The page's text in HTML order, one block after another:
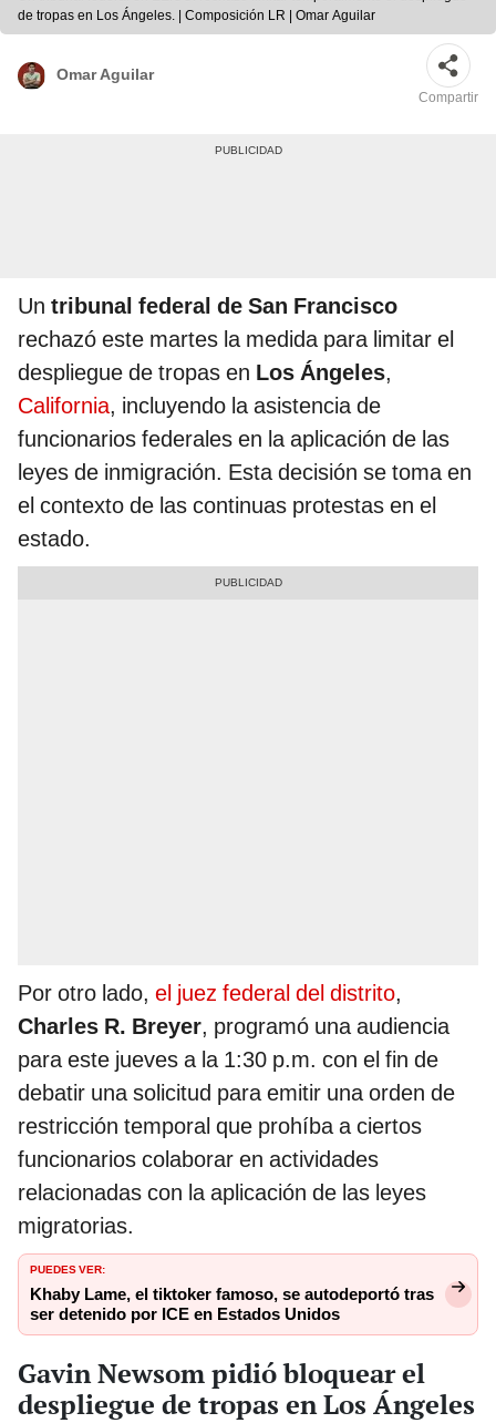
de tropas en Los Ángeles. | Composición LR | Omar Aguilar
Omar Aguilar
Compartir
Un tribunal federal de San Francisco
rechazó este martes la medida para limitar el
despliegue de tropas en Los Ángeles,
California, incluyendo la asistencia de
funcionarios federales en la aplicación de las
leyes de inmigración. Esta decisión se toma en
el contexto de las continuas protestas en el
estado.
Por otro lado, el juez federal del distrito,
Charles R. Breyer, programó una audiencia
para este jueves a la 1:30 p.m. con el fin de
debatir una solicitud para emitir una orden de
restricción temporal que prohíba a ciertos
funcionarios colaborar en actividades
relacionadas con la aplicación de las leyes
migratorias.
PUEDES VER:
Khaby Lame, el tiktoker famoso, se autodeportó tras
ser detenido por ICE en Estados Unidos
Gavin Newsom pidió bloquear el
despliegue de tropas en Los Ángeles